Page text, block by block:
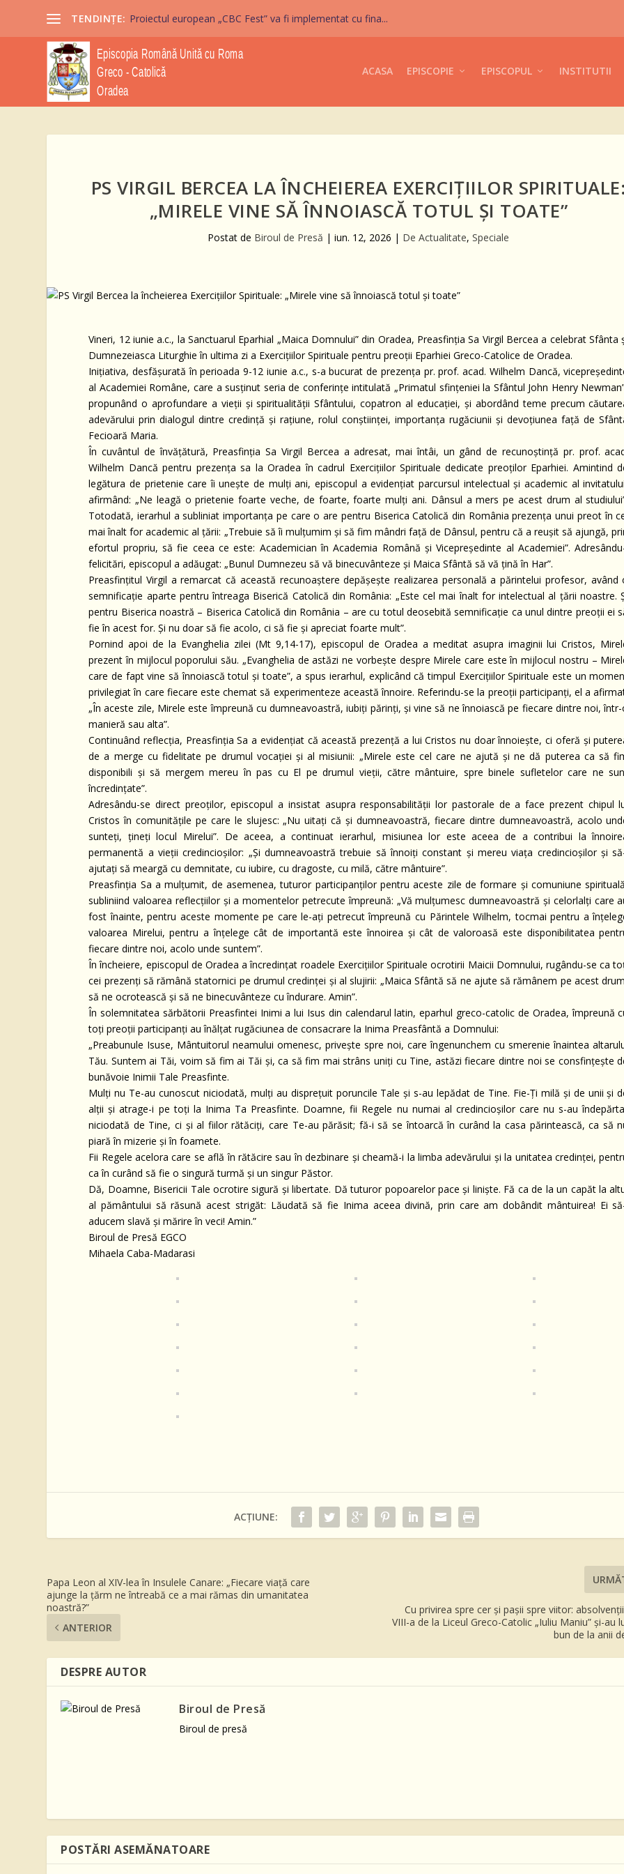
TENDINȚE: Proiectul european „CBC Fest” va fi implementat cu fina...
ACASA EPISCOPIE EPISCOPUL INSTITUTII
PS VIRGIL BERCEA LA ÎNCHEIEREA EXERCIȚIILOR SPIRITUALE:
„MIRELE VINE SĂ ÎNNOIASCĂ TOTUL ȘI TOATE”
Postat de Biroul de Presă |iun. 12, 2026 | De Actualitate,Speciale
Vineri, 12 iunie a.c., la Sanctuarul Eparhial „Maica Domnului” din Oradea, Preasfinția Sa Virgil Bercea a celebrat Sfânta
Dumnezeiasca Liturghie în ultima zi a Exercițiilor Spirituale pentru preoții Eparhiei Greco-Catolice de Oradea.
Inițiativa, desfășurată în perioada 9-12 iunie a.c., s-a bucurat de prezența pr. prof. acad. Wilhelm Dancă,
al Academiei Române, care a susținut seria de conferințe intitulată „Primatul sfințeniei la Sfântul John Henry
propunând o aprofundare a vieții și spiritualității Sfântului, copatron al educației, și abordând teme precum
adevărului prin dialogul dintre credință și rațiune, rolul conștiinței, importanța rugăciunii și devoțiunea față de
Fecioară Maria.
În cuvântul de învățătură, Preasfinția Sa Virgil Bercea a adresat, mai întâi, un gând de recunoștință pr. prof.
Wilhelm Dancă pentru prezența sa la Oradea în cadrul Exercițiilor Spirituale dedicate preoților Eparhiei. Amintind
legătura de prietenie care îi unește de mulți ani, episcopul a evidențiat parcursul intelectual și academic al
afirmând: „Ne leagă o prietenie foarte veche, de foarte, foarte mulți ani. Dânsul a mers pe acest drum al
Totodată, ierarhul a subliniat importanța pe care o are pentru Biserica Catolică din România prezența unui preot în
mai înalt for academic al țării: „Trebuie să îi mulțumim și să fim mândri față de Dânsul, pentru că a reușit să ajungă,
efortul propriu, să fie ceea ce este: Academician în Academia Română și Vicepreședinte al Academiei”.
felicitări, episcopul a adăugat: „Bunul Dumnezeu să vă binecuvânteze și Maica Sfântă să vă țină în Har”.
Preasfințitul Virgil a remarcat că această recunoaștere depășește realizarea personală a părintelui profesor, având
semnificație aparte pentru întreaga Biserică Catolică din România: „Este cel mai înalt for intelectual al țării noastre.
pentru Biserica noastră – Biserica Catolică din România – are cu totul deosebită semnificație ca unul dintre preoții ei
fie în acest for. Și nu doar să fie acolo, ci să fie și apreciat foarte mult”.
Pornind apoi de la Evanghelia zilei (Mt 9,14-17), episcopul de Oradea a meditat asupra imaginii lui Cristos,
prezent în mijlocul poporului său. „Evanghelia de astăzi ne vorbește despre Mirele care este în mijlocul nostru –
care de fapt vine să înnoiască totul și toate”, a spus ierarhul, explicând că timpul Exercițiilor Spirituale este un
privilegiat în care fiecare este chemat să experimenteze această înnoire. Referindu-se la preoții participanți, el a
„În aceste zile, Mirele este împreună cu dumneavoastră, iubiți părinți, și vine să ne înnoiască pe fiecare dintre noi, într-
manieră sau alta”.
Continuând reflecția, Preasfinția Sa a evidențiat că această prezență a lui Cristos nu doar înnoiește, ci oferă și
de a merge cu fidelitate pe drumul vocației și al misiunii: „Mirele este cel care ne ajută și ne dă puterea ca să
disponibili și să mergem mereu în pas cu El pe drumul vieții, către mântuire, spre binele sufletelor care ne
încredințate”.
Adresându-se direct preoților, episcopul a insistat asupra responsabilității lor pastorale de a face prezent chipul
Cristos în comunitățile pe care le slujesc: „Nu uitați că și dumneavoastră, fiecare dintre dumneavoastră, acolo
sunteți, țineți locul Mirelui”. De aceea, a continuat ierarhul, misiunea lor este aceea de a contribui la
permanentă a vieții credincioșilor: „Și dumneavoastră trebuie să înnoiți constant și mereu viața credincioșilor și
ajutați să meargă cu demnitate, cu iubire, cu dragoste, cu milă, către mântuire”.
Preasfinția Sa a mulțumit, de asemenea, tuturor participanților pentru aceste zile de formare și comuniune
subliniind valoarea reflecțiilor și a momentelor petrecute împreună: „Vă mulțumesc dumneavoastră și celorlalți care
fost înainte, pentru aceste momente pe care le-ați petrecut împreună cu Părintele Wilhelm, tocmai pentru a
valoarea Mirelui, pentru a înțelege cât de importantă este înnoirea și cât de valoroasă este disponibilitatea
fiecare dintre noi, acolo unde suntem”.
În încheiere, episcopul de Oradea a încredințat roadele Exercițiilor Spirituale ocrotirii Maicii Domnului, rugându-se ca
cei prezenți să rămână statornici pe drumul credinței și al slujirii: „Maica Sfântă să ne ajute să rămânem pe acest
să ne ocrotească și să ne binecuvânteze cu îndurare. Amin”.
În solemnitatea sărbătorii Preasfintei Inimi a lui Isus din calendarul latin, eparhul greco-catolic de Oradea, împreună
toți preoții participanți au înălțat rugăciunea de consacrare la Inima Preasfântă a Domnului:
„Preabunule Isuse, Mântuitorul neamului omenesc, privește spre noi, care îngenunchem cu smerenie înaintea
Tău. Suntem ai Tăi, voim să fim ai Tăi și, ca să fim mai strâns uniți cu Tine, astăzi fiecare dintre noi se consfințește
bunăvoie Inimii Tale Preasfinte.
Mulți nu Te-au cunoscut niciodată, mulți au disprețuit poruncile Tale și s-au lepădat de Tine. Fie-Ți milă și de unii și
alții și atrage-i pe toți la Inima Ta Preasfinte. Doamne, fii Regele nu numai al credincioșilor care nu s-au
niciodată de Tine, ci și al fiilor rătăciți, care Te-au părăsit; fă-i să se întoarcă în curând la casa părintească, ca să
piară în mizerie și în foamete.
Fii Regele acelora care se află în rătăcire sau în dezbinare și cheamă-i la limba adevărului și la unitatea credinței,
ca în curând să fie o singură turmă și un singur Păstor.
Dă, Doamne, Bisericii Tale ocrotire sigură și libertate. Dă tuturor popoarelor pace și liniște. Fă ca de la un capăt la
al pământului să răsună acest strigăt: Lăudată să fie Inima aceea divină, prin care am dobândit mântuirea! Ei
aducem slavă și mărire în veci! Amin.”
Biroul de Presă EGCO
Mihaela Caba-Madarasi
ACȚIUNE:
Papa Leon al XIV-lea în Insulele Canare: „Fiecare viață care
ajunge la țărm ne întreabă ce a mai rămas din umanitatea
noastră?”
ANTERIOR
Cu privirea spre cer și pașii spre viitor:
VIII-a de la Liceul Greco-Catolic „Iuliu Maniu” și-au
bun de la anii
DESPRE AUTOR
Biroul de Presă
Biroul de presă
POSTĂRI ASEMĂNATOARE